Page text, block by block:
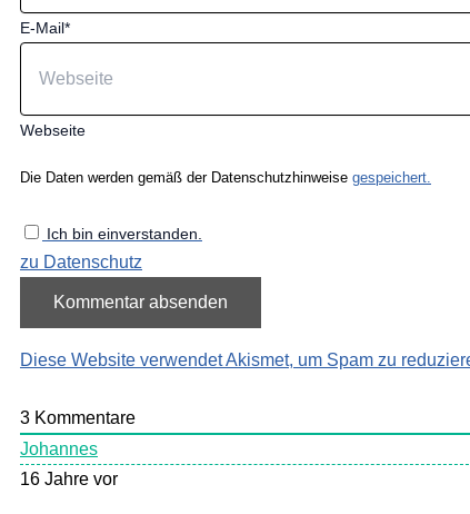
E-Mail*
Webseite
Die Daten werden gemäß der Datenschutzhinweise gespeichert.
Ich bin einverstanden.
zu Datenschutz
Diese Website verwendet Akismet, um Spam zu
3 Kommentare
Johannes
16 Jahre vor